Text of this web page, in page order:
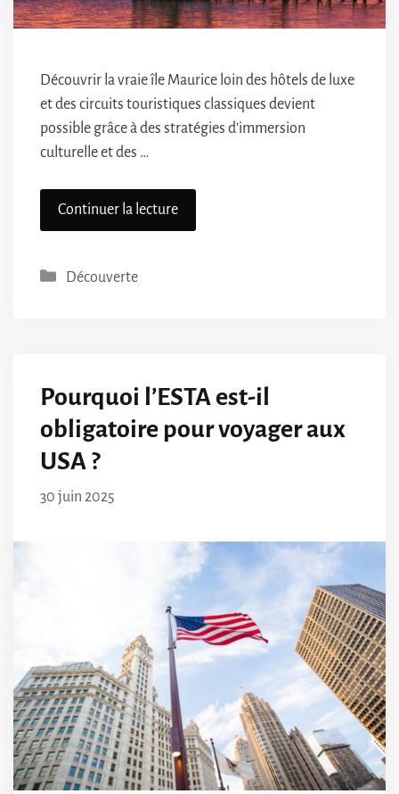
Découvrir la vraie île Maurice loin des hôtels de luxe
et des circuits touristiques classiques devient
possible grâce à des stratégies d’immersion
culturelle et des …
Continuer la lecture
Catégories
Découverte
Pourquoi l’ESTA est-il
obligatoire pour voyager aux
USA ?
30 juin 2025